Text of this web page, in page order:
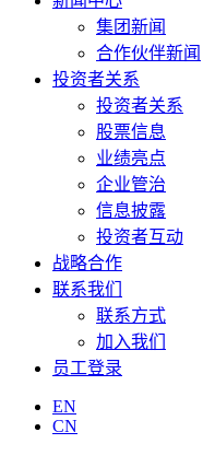
集团新闻
合作伙伴新闻
投资者关系
投资者关系
股票信息
业绩亮点
企业管治
信息披露
投资者互动
战略合作
联系我们
联系方式
加入我们
员工登录
EN
CN